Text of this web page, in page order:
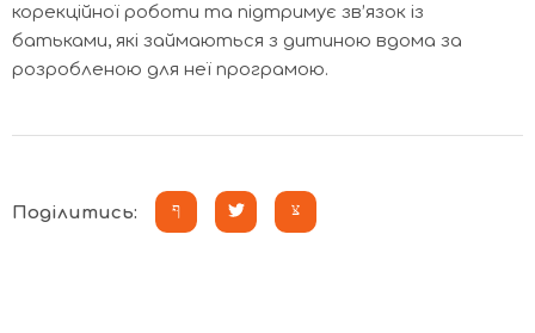
корекційної роботи та підтримує зв’язок із
батьками, які займаються з дитиною вдома за
розробленою для неї програмою.
Поділитись: